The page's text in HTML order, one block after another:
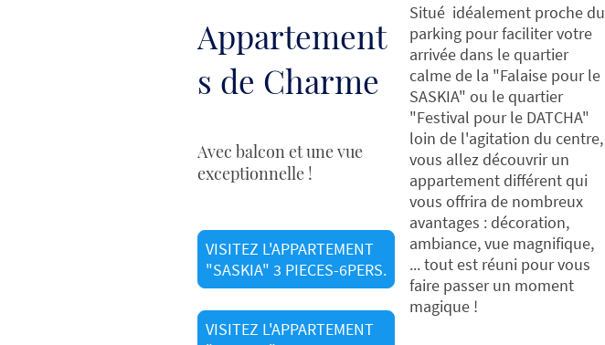
Appartement
s de Charme
Avec balcon et une vue
exceptionnelle !
VISITEZ L'APPARTEMENT
"SASKIA" 3 PIECES-6PERS.
VISITEZ L'APPARTEMENT
Situé idéalement proche du
parking pour faciliter votre
arrivée dans le quartier
calme de la "Falaise pour le
SASKIA" ou le quartier
"Festival pour le DATCHA"
loin de l'agitation du centre,
vous allez découvrir un
appartement différent qui
vous offrira de nombreux
avantages : décoration,
ambiance, vue magnifique,
... tout est réuni pour vous
faire passer un moment
magique !